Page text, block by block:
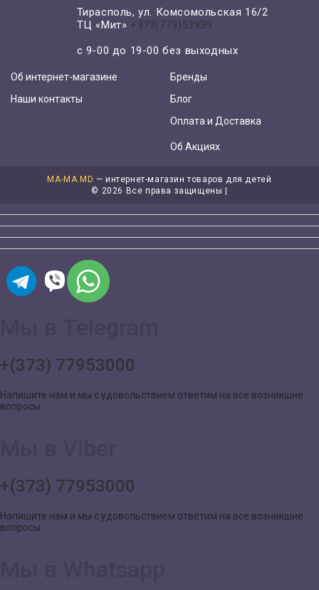
Тирасполь, ул. Комсомольская 16/2
ТЦ «Мит» +373(779)53939
с 9-00 до 19-00 без выходных
Об интернет-магазине
Наши контакты
Бренды
Блог
Оплата и Доставка
Об Акциях
MA-MA.MD — интернет-магазин товаров для детей
© 2026 Все права защищены |
+(373) 77953000
Напишите нам и мы с удовольствием ответим на все возникшие
вопросы
+(373) 77953000
Напишите нам и мы с удовольствием ответим на все возникшие
вопросы